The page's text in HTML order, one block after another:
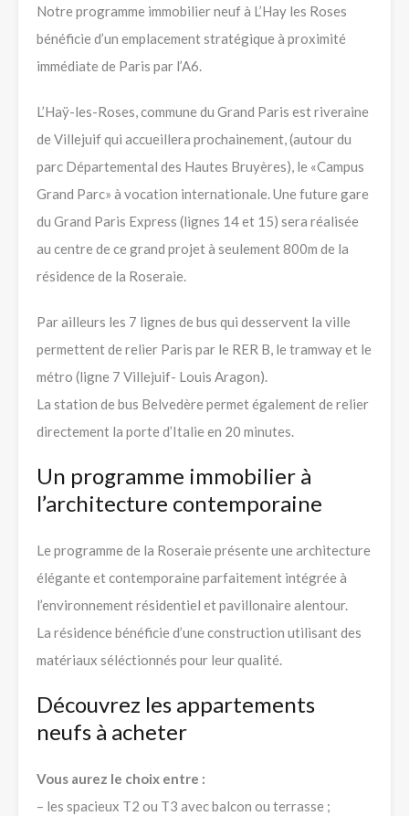
Notre programme immobilier neuf à L’Hay les Roses
bénéficie d’un emplacement stratégique à proximité
immédiate de Paris par l’A6.
L’Haÿ-les-Roses, commune du Grand Paris est riveraine
de Villejuif qui accueillera prochainement, (autour du
parc Départemental des Hautes Bruyères), le «Campus
Grand Parc» à vocation internationale. Une future gare
du Grand Paris Express (lignes 14 et 15) sera réalisée
au centre de ce grand projet à seulement 800m de la
résidence de la Roseraie.
Par ailleurs les 7 lignes de bus qui desservent la ville
permettent de relier Paris par le RER B, le tramway et le
métro (ligne 7 Villejuif- Louis Aragon).
La station de bus Belvedère permet également de relier
directement la porte d’Italie en 20 minutes.
Un programme immobilier à
l’architecture contemporaine
Le programme de la Roseraie présente une architecture
élégante et contemporaine parfaitement intégrée à
l’environnement résidentiel et pavillonaire alentour.
La résidence bénéficie d’une construction utilisant des
matériaux séléctionnés pour leur qualité.
Découvrez les appartements
neufs à acheter
Vous aurez le choix entre :
– les spacieux T2 ou T3 avec balcon ou terrasse ;